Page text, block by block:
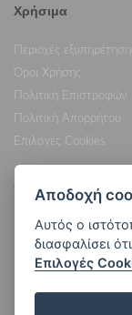
Χρήσιμα
Περιοχές
Όροι Χρήσης
Πολιτική Επιστροφών
Πολιτική Απορρήτου
Επιλογές Cookies
Υπολογισμός
Βήμα 1ο: Επιλέξτε
Βήμα 2ο: Προσφορές
Βήμα 3ο: Μεταβείτε
Αποδοχή
Αυτός ο
διασφαλίσει
Επιλογές